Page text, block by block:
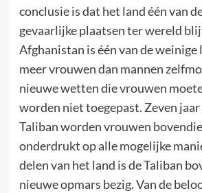
conclusie is dat het land één van
gevaarlijke plaatsen ter wereld
Afghanistan is één van de weinige
meer vrouwen dan mannen
nieuwe wetten die vrouwen
worden niet toegepast. Zeven jaar
Taliban worden vrouwen
onderdrukt op alle mogelijke
delen van het land is de Taliban
nieuwe opmars bezig. Van de